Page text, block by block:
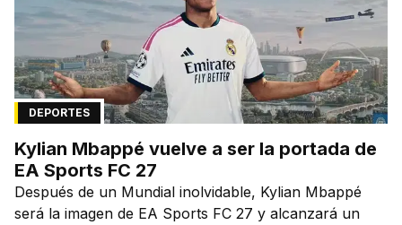
DEPORTES
Kylian Mbappé vuelve a ser la portada de
EA Sports FC 27
Después de un Mundial inolvidable, Kylian Mbappé
será la imagen de EA Sports FC 27 y alcanzará un